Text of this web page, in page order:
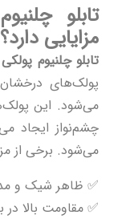
تابلو
مزایایی دارد؟
تابلو چلنیوم پولکی
پولک‌های
می‌شود. این
چشم‌نواز ایجاد
می‌شود. برخی از
✅ ظاهر شیک و
✅ مقاومت بالا در